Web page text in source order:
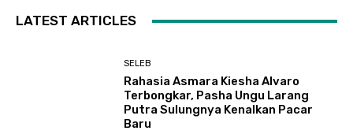
LATEST ARTICLES
SELEB
Rahasia Asmara Kiesha Alvaro
Terbongkar, Pasha Ungu Larang
Putra Sulungnya Kenalkan Pacar
Baru